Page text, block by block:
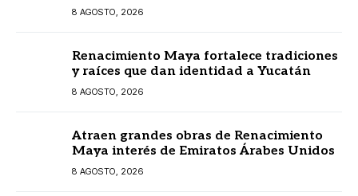
8 AGOSTO, 2026
Renacimiento Maya fortalece tradiciones
y raíces que dan identidad a Yucatán
8 AGOSTO, 2026
Atraen grandes obras de Renacimiento
Maya interés de Emiratos Árabes Unidos
8 AGOSTO, 2026